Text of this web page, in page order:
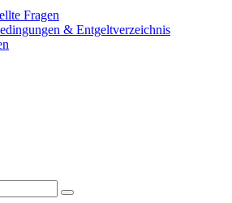
Fragen
& Entgeltverzeichnis